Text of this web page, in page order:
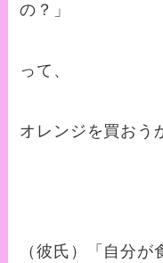
の？」
って、
オレンジを買おう
（彼氏）「自分